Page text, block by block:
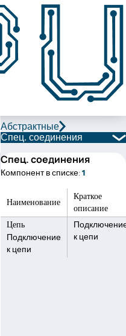
Абстрактные
Спец. соединения
Спец. соединения
Компонент в списке: 1
Наименование
Краткое
описание
Цепь
Подключение
к цепи
к цепи